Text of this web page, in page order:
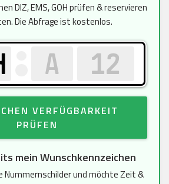
DIZ, EMS, GOH prüfen & reservieren
Die Abfrage ist kostenlos.
VERFÜGBARKEIT
PRÜFEN
mein Wunschkennzeichen
Nummernschilder und möchte Zeit &